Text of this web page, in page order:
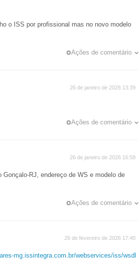
o ISS por profissional mas no novo modelo
Ações de comentário
26 de janeiro de 2026 13:39
Ações de comentário
26 de janeiro de 2026 16:58
RJ, endereço de WS e modelo de
Ações de comentário
26 de fevereiro de 2026 17:40
mg.issintegra.com.br/webservices/iss/wsdl